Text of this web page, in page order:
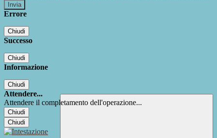
Errore
Chiudi
Successo
Chiudi
Informazione
Chiudi
Attendere...
Attendere il completamento dell'operazione...
Chiudi
Chiudi